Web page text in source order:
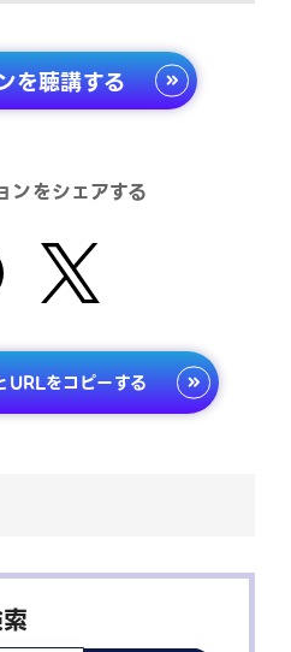
を聴講する
ンをシェアする
URLをコピーする